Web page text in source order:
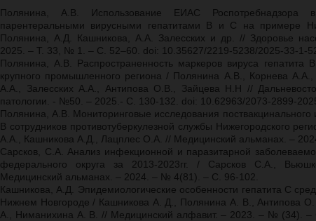
Полянина, А.В. Использование ЕИАС Роспотребнадзора в
парентеральными вирусными гепатитами B и С на примере
Полянина, А.Д. Кашникова, А.А. Залесских и др. // Здоровье
2025. – Т. 33, № 1. – С. 52–60. doi: 10.35627/2219-5238/2025-33-1-
Полянина, А.В. Распространенность маркеров вируса гепатита
крупного промышленного региона / Полянина А.В., Корнева
А.А., Залесских А.А., Антипова О.В., Зайцева Н.Н //
патологии. - №50. – 2025.- С. 130-132. doi: 10.62963/2073-2899-
Полянина, А.В. Мониторинговые исследования поствакцинального
В сотрудников противотуберкулезной службы Нижегородского
А.А., Кашникова А.Д., Лацплес О.А. // Медицинский альманах. –
Сарсков, С.А. Анализ инфекционной и паразитарной
федерального округа за 2013-2023гг. / Сарсков С.А.,
Медицинский альманах. – 2024. – № 4(81). – С. 96-102.
Кашникова, А.Д. Эпидемиологические особенности гепатита С
Нижнем Новгороде / Кашникова А. Д., Полянина А. В., Антипова
А., Ниманихина А. В. // Медицинский алфавит. – 2023. – № (34). –